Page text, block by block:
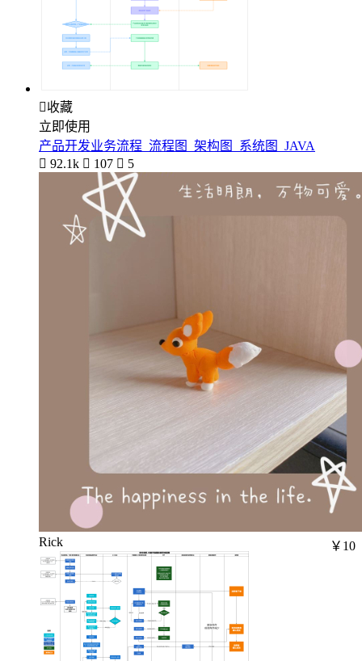
收藏
立即使用
产品开发业务流程_流程图_架构图_系统图_JAVA
 92.1k  107  5
Rick ￥10